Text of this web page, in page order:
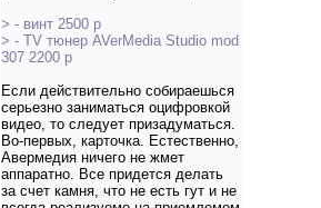
> - винт 2500 р
> - TV тюнер AVerMedia Studio mod
307 2200 р
Если действительно собираешься
серьезно заниматься оцифровкой
видео, то следует призадуматься.
Во-первых, карточка. Естественно,
Авермедия ничего не жмет
аппаратно. Все придется делать
за счет камня, что не есть гут и не